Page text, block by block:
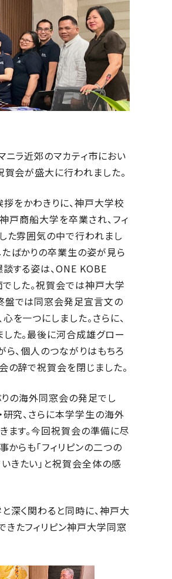
ラ近郊のマカティ市におい
会が盛大に行われました。
をかわきりに、神戸大学校
戸商船大学を卒業され、フィ
た雰囲気の中で行われまし
ばかりの卒業生の姿が見ら
する姿は、ONE KOBE
した。祝賀会では神戸大学
盤では同窓会発足宣言文の
一つにしました。さらに、
た。最後に河合成雄グロー
、個人のつながりはもちろ
の辞で祝賀会を閉じました。
の海外同窓会の発足でし
究、さらに本学学生の海外
ます。今回祝賀会の準備に尽
らも「フィリピンの二つの
きたい」と祝賀会全体の感
深く関わると同時に、神戸大
たフィリピン神戸大学同窓